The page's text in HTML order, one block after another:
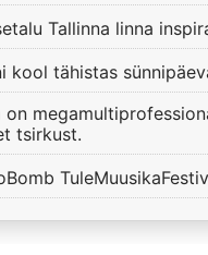
Tallinna linna
kool tähistas
on
tsirkust.